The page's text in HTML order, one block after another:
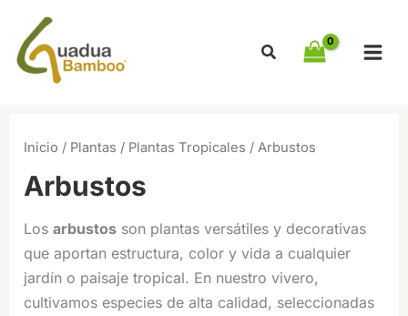
contenido
Inicio / Plantas / Plantas Tropicales / Arbustos
Arbustos
Los arbustos son plantas versátiles y decorativas
que aportan estructura, color y vida a cualquier
jardín o paisaje tropical. En nuestro vivero,
cultivamos especies de alta calidad, seleccionadas